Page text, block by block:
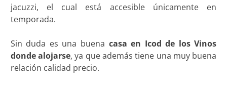
jacuzzi, el cual está accesible únicamente en
temporada.
Sin duda es una buena casa en Icod de los Vinos
donde alojarse, ya que además tiene una muy buena
relación calidad precio.